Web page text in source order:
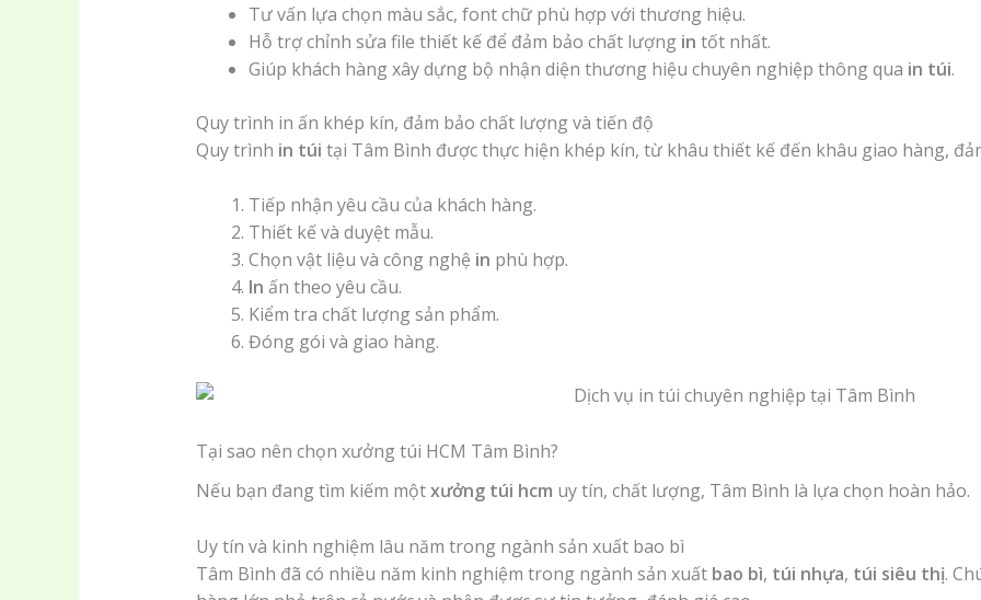
Tư vấn lựa chọn màu sắc, font chữ phù hợp với thương hiệu.
Hỗ trợ chỉnh sửa file thiết kế để đảm bảo chất lượng in tốt nhất.
Giúp khách hàng xây dựng bộ nhận diện thương hiệu chuyên nghiệp thông qua in túi.
Quy trình in ấn khép kín, đảm bảo chất lượng và tiến độ
Quy trình in túi tại Tâm Bình được thực hiện khép kín, từ khâu thiết kế đến khâu giao hàng,
Tiếp nhận yêu cầu của khách hàng.
Thiết kế và duyệt mẫu.
Chọn vật liệu và công nghệ in phù hợp.
In ấn theo yêu cầu.
Kiểm tra chất lượng sản phẩm.
Đóng gói và giao hàng.
Tại sao nên chọn xưởng túi HCM Tâm Bình?
Nếu bạn đang tìm kiếm mộtxưởng túi hcm uy tín, chất lượng, Tâm Bình là lựa chọn hoàn hảo.
Uy tín và kinh nghiệm lâu năm trong ngành sản xuất bao bì
Tâm Bình đã có nhiều năm kinh nghiệm trong ngành sản xuất bao bì, túi nhựa, túi siêu thị.